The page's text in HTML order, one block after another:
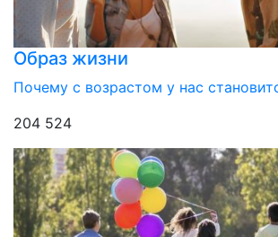
Образ жизни
Почему с возрастом у нас
204 524